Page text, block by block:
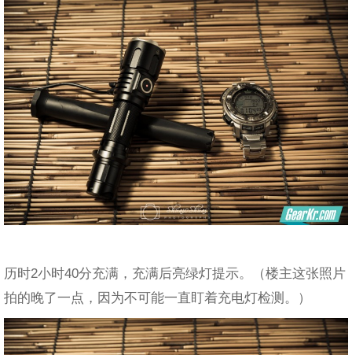
历时2小时40分充满，充满后亮绿灯提示。（楼主这张照片
拍的晚了一点，因为不可能一直盯着充电灯检测。）